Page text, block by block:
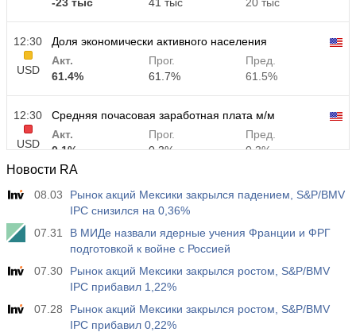
12:30
USD
Доля экономически активного населения
Акт.
61.4%
Прог.
61.7%
Пред.
61.5%
12:30
USD
Средняя почасовая заработная плата м/м
Акт.
0.1%
Прог.
0.3%
Пред.
0.3%
12:30
Средняя почасовая заработная плата г/г
Акт.
Прог.
несельскохозяйственном секторе
Акт.
30 тыс
Прог.
40 тыс
30 тыс
Новости RA
08.03
Рынок акций Мексики закрылся падением, S&P/BMV
IPC снизился на 0,36%
07.31
В МИДе назвали ядерные учения Франции и ФРГ
подготовкой к войне с Россией
07.30
Рынок акций Мексики закрылся ростом, S&P/BMV
IPC прибавил 1,22%
07.28
Рынок акций Мексики закрылся ростом, S&P/BMV
IPC прибавил 0,22%